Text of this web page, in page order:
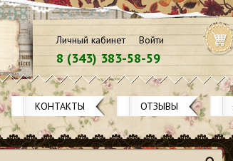
Личный кабинет Войти
8 (343) 383-58-59
КОНТАКТЫ ОТЗЫВЫ